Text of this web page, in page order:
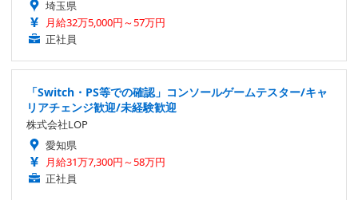
埼玉県
月給32万5,000円～57万円
正社員
「Switch・PS等での確認」コンソールゲームテスター/キャ
リアチェンジ歓迎/未経験歓迎
株式会社LOP
愛知県
月給31万7,300円～58万円
正社員